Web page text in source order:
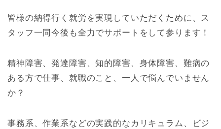
皆様の納得行く就労を実現していただくために、ス
タッフ一同今後も全力でサポートをして参ります！
精神障害、発達障害、知的障害、身体障害、難病の
ある方で仕事、就職のこと、一人で悩んでいません
か？
事務系、作業系などの実践的なカリキュラム、ビジ